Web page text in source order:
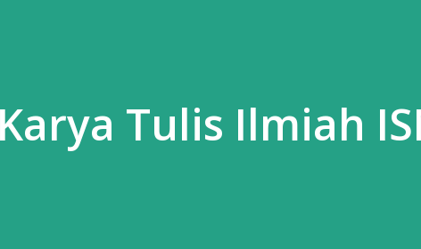
Tulis Ilmiah